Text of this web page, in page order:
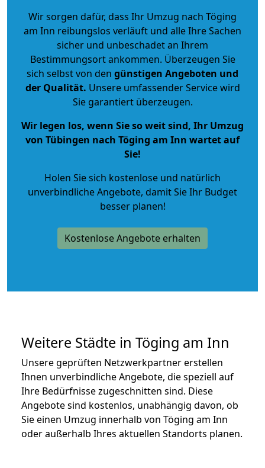
Wir sorgen dafür, dass Ihr Umzug nach Töging
am Inn reibungslos verläuft und alle Ihre Sachen
sicher und unbeschadet an Ihrem
Bestimmungsort ankommen. Überzeugen Sie
sich selbst von den günstigen Angeboten und
der Qualität. Unsere umfassender Service wird
Sie garantiert überzeugen.
Wir legen los, wenn Sie so weit sind, Ihr Umzug
von Tübingen nach Töging am Inn wartet auf
Sie!
Holen Sie sich kostenlose und natürlich
unverbindliche Angebote, damit Sie Ihr Budget
besser planen!
Kostenlose Angebote erhalten
Weitere Städte in Töging am Inn
Unsere geprüften Netzwerkpartner erstellen
Ihnen unverbindliche Angebote, die speziell auf
Ihre Bedürfnisse zugeschnitten sind. Diese
Angebote sind kostenlos, unabhängig davon, ob
Sie einen Umzug innerhalb von Töging am Inn
oder außerhalb Ihres aktuellen Standorts planen.